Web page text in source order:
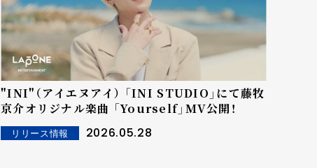
"INI"（アイエヌアイ） 「INI STUDIO」にて藤牧
京介オリジナル楽曲 「Yourself」MV公開！
リリース情報 2026.05.28